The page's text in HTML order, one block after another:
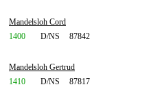
Mandelsloh Cord
1400
D/NS 87842
Mandelsloh Gertrud
1410
D/NS 87817